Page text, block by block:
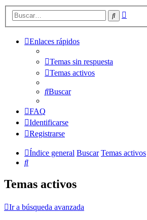
Buscar
Enlaces rápidos
Temas sin respuesta
Temas activos
Buscar
FAQ
Identificarse
Registrarse
Índice general Buscar Temas activos
Buscar
Temas activos
Ir a búsqueda avanzada